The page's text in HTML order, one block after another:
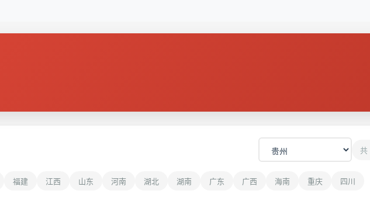
共
福建 江西 山东 河南 湖北 湖南 广东 广西 海南 重庆 四川